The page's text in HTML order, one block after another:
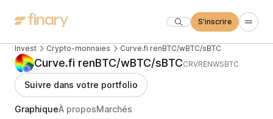
S'inscrire
Invest Crypto-monnaies Curve.fi renBTC/wBTC/sBTC
Curve.fi renBTC/wBTC/sBTCCRVRENWSBTC
Suivre dans votre portfolio
GraphiqueÀ proposMarchés